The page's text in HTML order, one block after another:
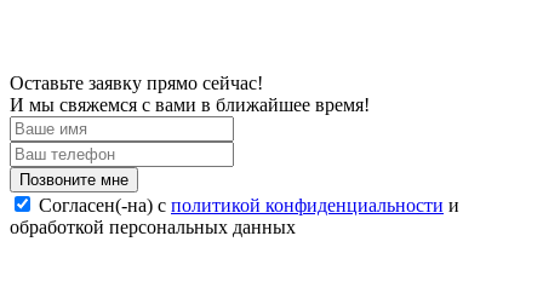
Оставьте заявку прямо сейчас!
И мы свяжемся с вами в ближайшее время!
Согласен(-на) c политикой конфиденциальности и
обработкой персональных данных